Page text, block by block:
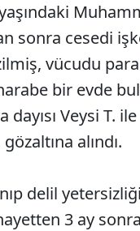
sonra cesedi
vücudu
bir evde
Veysi T. ile
alındı.
delil
3 ay